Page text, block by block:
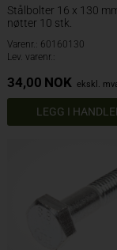
Stålbolter 16 x 130 mm
nøtter 10 stk.
Varenr.: 60160130
Lev. varenr.:
34,00 NOK ekskl.